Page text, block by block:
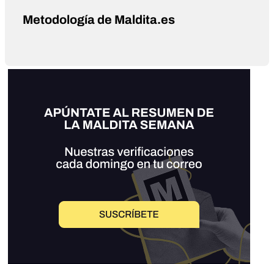
Metodología de Maldita.es